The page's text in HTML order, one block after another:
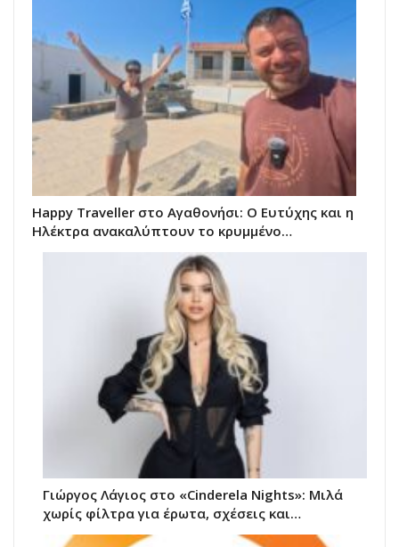
Happy Traveller στο Αγαθονήσι: Ο Ευτύχης και η
Ηλέκτρα ανακαλύπτουν το κρυμμένο…
Γιώργος Λάγιος στο «Cinderela Nights»: Μιλά
χωρίς φίλτρα για έρωτα, σχέσεις και…